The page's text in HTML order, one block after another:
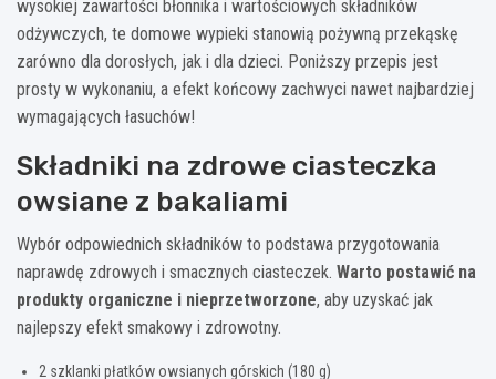
wysokiej zawartości błonnika i wartościowych składników
odżywczych, te domowe wypieki stanowią pożywną przekąskę
zarówno dla dorosłych, jak i dla dzieci. Poniższy przepis jest
prosty w wykonaniu, a efekt końcowy zachwyci nawet najbardziej
wymagających łasuchów!
Składniki na zdrowe ciasteczka
owsiane z bakaliami
Wybór odpowiednich składników to podstawa przygotowania
naprawdę zdrowych i smacznych ciasteczek. Warto postawić na
produkty organiczne i nieprzetworzone, aby uzyskać jak
najlepszy efekt smakowy i zdrowotny.
2 szklanki płatków owsianych górskich (180 g)